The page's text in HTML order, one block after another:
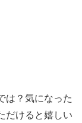
は？気になった
だけると嬉しい